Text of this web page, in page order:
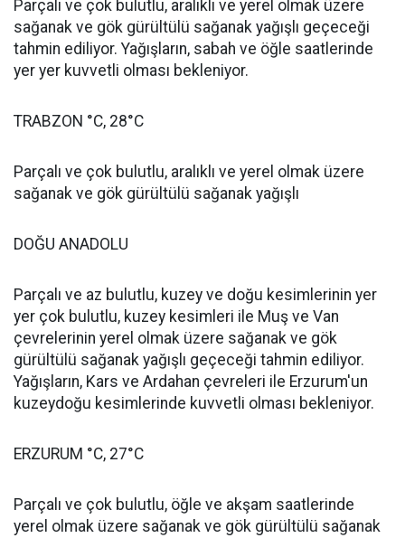
Parçalı ve çok bulutlu, aralıklı ve yerel olmak üzere
sağanak ve gök gürültülü sağanak yağışlı geçeceği
tahmin ediliyor. Yağışların, sabah ve öğle saatlerinde
yer yer kuvvetli olması bekleniyor.
TRABZON °C, 28°C
Parçalı ve çok bulutlu, aralıklı ve yerel olmak üzere
sağanak ve gök gürültülü sağanak yağışlı
DOĞU ANADOLU
Parçalı ve az bulutlu, kuzey ve doğu kesimlerinin yer
yer çok bulutlu, kuzey kesimleri ile Muş ve Van
çevrelerinin yerel olmak üzere sağanak ve gök
gürültülü sağanak yağışlı geçeceği tahmin ediliyor.
Yağışların, Kars ve Ardahan çevreleri ile Erzurum'un
kuzeydoğu kesimlerinde kuvvetli olması bekleniyor.
ERZURUM °C, 27°C
Parçalı ve çok bulutlu, öğle ve akşam saatlerinde
yerel olmak üzere sağanak ve gök gürültülü sağanak